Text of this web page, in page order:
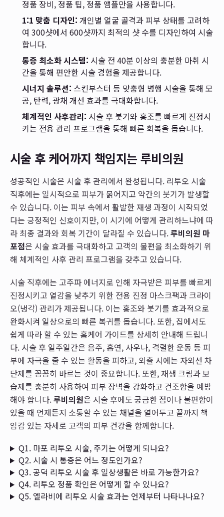
정품 장비, 정품 팁, 정품 앰플만을 사용합니다.
1:1 맞춤 디자인: 개인별 얼굴 골격과 피부 상태를 고려하
여 300샷에서 600샷까지 최적의 샷 수를 디자인하여 시술
합니다.
통증 최소화 시스템: 시술 전 40분 이상의 충분한 마취 시
간을 통해 편안한 시술 경험을 제공합니다.
시너지 솔루션: 스킨부스터 등 맞춤형 병행 시술을 통해 모
공, 탄력, 광채 개선 효과를 극대화합니다.
체계적인 사후관리: 시술 후 붓기와 홍조를 빠르게 진정시
키는 전용 관리 프로그램을 통해 빠른 회복을 돕습니다.
시술 후 케어까지 책임지는 루비의원
성공적인 시술은 시술 후 관리에서 완성됩니다. 리투오 시술
직후에는 일시적으로 피부가 붉어지고 약간의 붓기가 발생할
수 있습니다. 이는 피부 속에서 활발한 재생 과정이 시작되었
다는 긍정적인 신호이지만, 이 시기에 어떻게 관리하느냐에 따
라 최종 결과와 회복 기간이 달라질 수 있습니다.루비의원 마
포점은 시술 효과를 극대화하고 고객의 불편을 최소화하기 위
해 체계적인 사후 관리 프로그램을 갖추고 있습니다.
시술 직후에는 고주파 에너지로 인해 자극받은 피부를 빠르게
진정시키고 열감을 낮추기 위한 전용 진정 마스크팩과 크라이
오(냉각) 관리가 제공됩니다. 이는 홍조와 붓기를 효과적으로
완화시켜 일상으로의 빠른 복귀를 돕습니다. 또한, 집에서도
쉽게 따라 할 수 있는 홈케어 가이드를 상세히 안내해 드립니
다. 시술 후 일주일간은 음주, 흡연, 사우나, 격렬한 운동 등 피
부에 자극을 줄 수 있는 활동을 피하고, 외출 시에는 자외선 차
단제를 꼼꼼히 바르는 것이 중요합니다. 또한, 재생 크림과 보
습제를 충분히 사용하여 피부 장벽을 강화하고 건조함을 예방
해야 합니다.루비의원은 시술 후에도 궁금한 점이나 불편함이
있을 때 언제든지 소통할 수 있는 채널을 열어두고 끝까지 책
임감 있는 자세로 고객의 피부 건강을 함께합니다.
Q1. 마포 리투오 시술, 주기는 어떻게 되나요?
Q2. 시술 시 통증은 어느 정도인가요?
Q3. 공덕 리투오 시술 후 일상생활은 바로 가능한가요?
Q4. 리투오 정품 확인은 어떻게 할 수 있나요?
Q5. 엘라비에 리투오 시술 효과는 언제부터 나타나나요?